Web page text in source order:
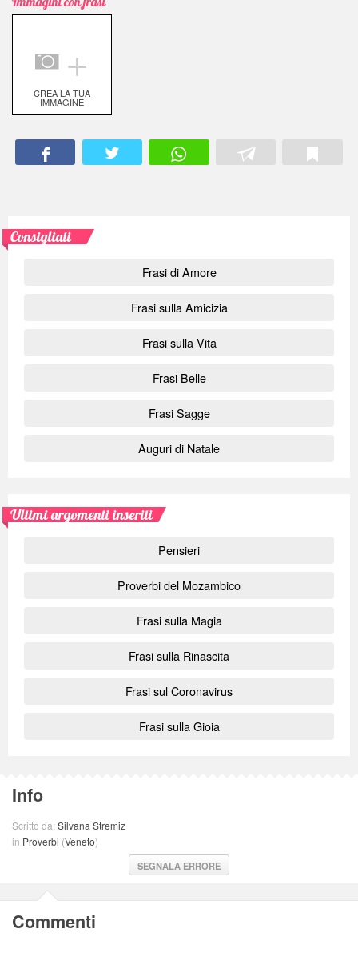
＋
CREA LA TUA
IMMAGINE
Consigliati
Frasi di Amore
Frasi sulla Amicizia
Frasi sulla Vita
Frasi Belle
Frasi Sagge
Auguri di Natale
Ultimi argomenti inseriti
Pensieri
Proverbi del Mozambico
Frasi sulla Magia
Frasi sulla Rinascita
Frasi sul Coronavirus
Frasi sulla Gioia
Info
Scritto da:Silvana Stremiz
in Proverbi (Veneto)
SEGNALA ERRORE
Commenti